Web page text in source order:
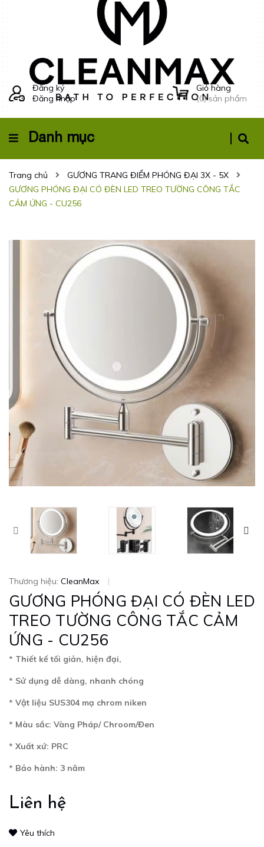
Đăng ký
Đăng nhập
Giỏ hàng
(0) sản phẩm
Danh mục
Trang chủ
GƯƠNG TRANG ĐIỂM PHÓNG ĐẠI 3X - 5X
GƯƠNG PHÓNG ĐẠI CÓ ĐÈN LED TREO TƯỜNG CÔNG TẮC
CẢM ỨNG - CU256
Thương hiệu: CleanMax |
GƯƠNG PHÓNG ĐẠI CÓ ĐÈN LED
TREO TƯỜNG CÔNG TẮC CẢM
ỨNG - CU256
* Thiết kế tối giản, hiện đại,
* Sử dụng dễ dàng, nhanh chóng
* Vật liệu SUS304 mạ chrom niken
* Màu sắc: Vàng Pháp/ Chroom/Đen
* Xuất xứ: PRC
* Bảo hành: 3 năm
Liên hệ
Yêu thích